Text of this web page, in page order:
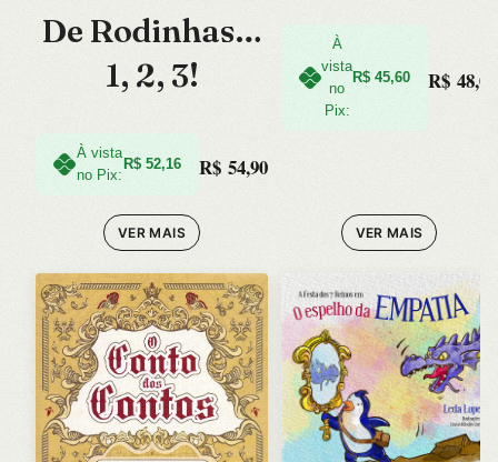
De Rodinhas…
1, 2, 3!
À vista
no Pix:
R$ 52,16 R$ 54,90
VER MAIS
À
vista
no
Pix:
R$ 45,60 R$ 48,00
VER MAIS